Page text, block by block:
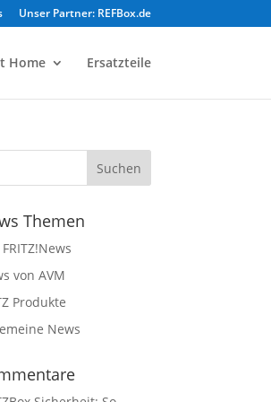
Unser Partner: REFBox.de
Home Ersatzteile
Themen
von AVM
Produkte
News